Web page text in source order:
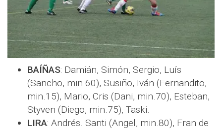
BAÍÑAS: Damián, Simón, Sergio, Luís
(Sancho, min.60), Susiño, Iván (Fernandito,
min.15), Mario, Cris (Dani, min.70), Esteban,
Styven (Diego, min.75), Taski.
LIRA: Andrés. Santi (Angel, min.80), Fran de